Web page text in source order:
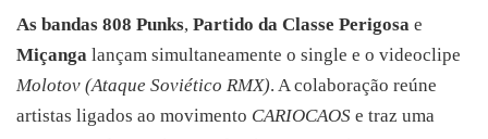
As bandas 808 Punks, Partido da Classe Perigosa e
Miçanga lançam simultaneamente o single e o videoclipe
Molotov (Ataque Soviético RMX). A colaboração reúne
artistas ligados ao movimento CARIOCAOS e traz uma